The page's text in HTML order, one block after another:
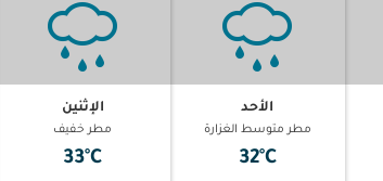
الأحد
مطر متوسط الغزارة
32°C
الإثنين
مطر خفيف
33°C